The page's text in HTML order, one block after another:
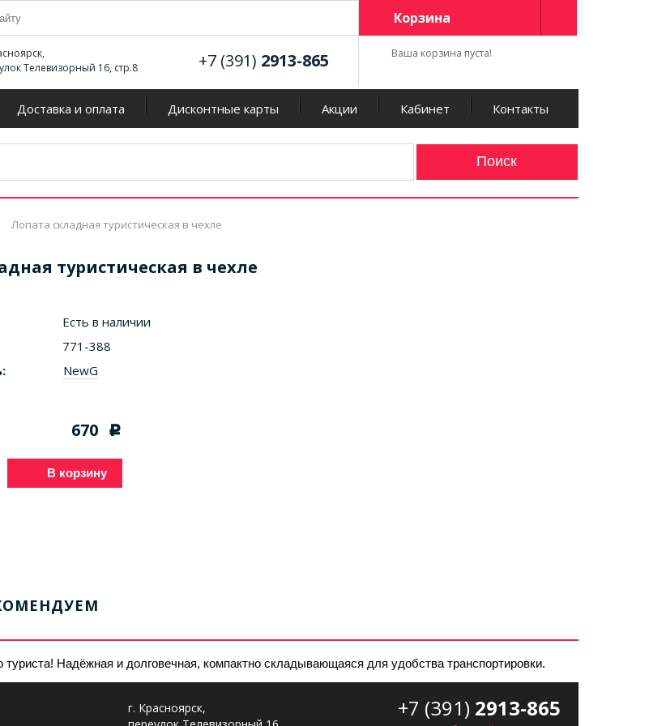
Телевизорный 16, стр.8
+7 (391) 2913-865
Корзина
Ваша корзина пуста!
Доставка и оплата Дисконтные карты Акции Кабинет Контакты
Лопата складная туристическая в чехле
туристическая в чехле
Есть в наличии
771-388
NewG
670 c
В корзину
Надёжная и долговечная, компактно складывающаяся для удобства транспортировки.
г. Красноярск,
+7 (391) 2913-865